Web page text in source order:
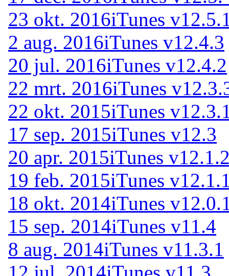
23 okt. 2016iTunes
2 aug. 2016iTunes v12.4.3
20 jul. 2016iTunes v12.4.2
22 mrt. 2016iTunes
22 okt. 2015iTunes
17 sep. 2015iTunes v12.3
20 apr. 2015iTunes
19 feb. 2015iTunes
18 okt. 2014iTunes
15 sep. 2014iTunes v11.4
8 aug. 2014iTunes v11.3.1